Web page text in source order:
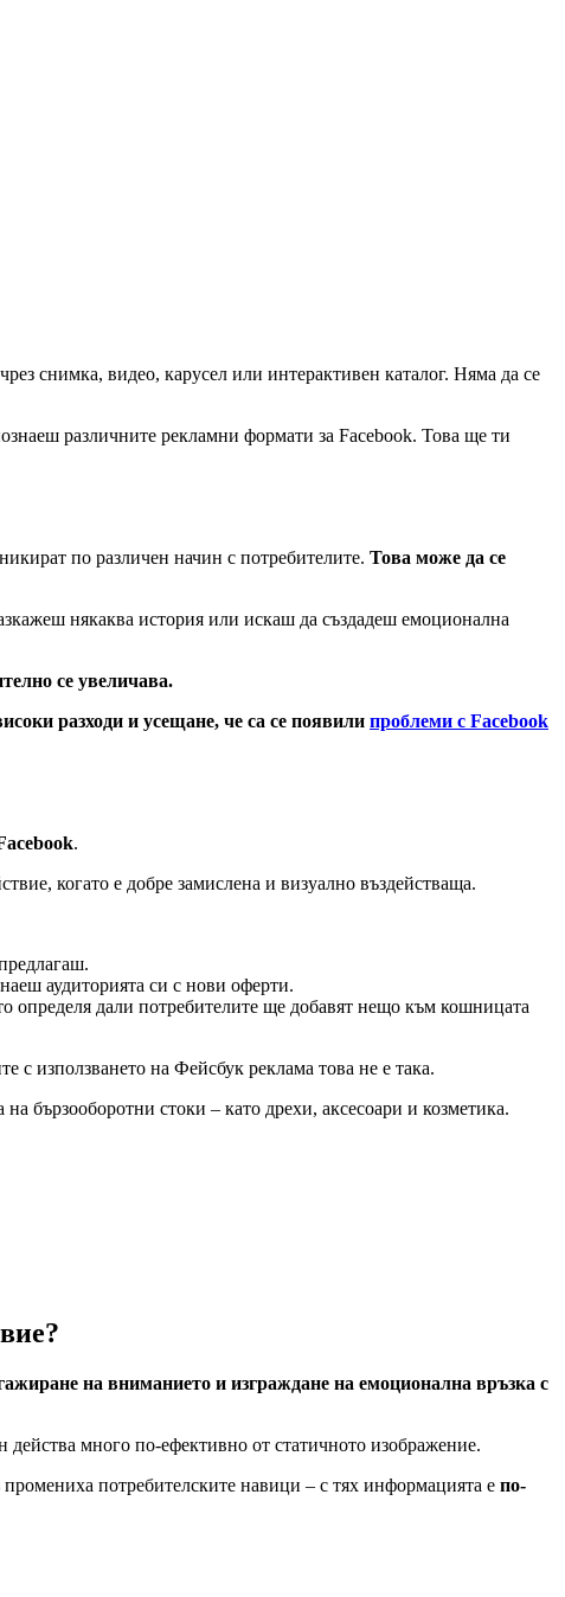
снимка, видео, карусел или интерактивен каталог. Няма да се
различните рекламни формати за Facebook. Това ще ти
по различен начин с потребителите. Това може да се
някаква история или искаш да създадеш емоционална
се увеличава.
разходи и усещане, че са се появили проблеми с Facebook
.
когато е добре замислена и визуално въздействаща.
аудиторията си с нови оферти.
определя дали потребителите ще добавят нещо към кошницата
с използването на Фейсбук реклама това не е така.
бързооборотни стоки – като дрехи, аксесоари и козметика.
на вниманието и изграждане на емоционална връзка с
много по-ефективно от статичното изображение.
промениха потребителските навици – с тях информацията е по-